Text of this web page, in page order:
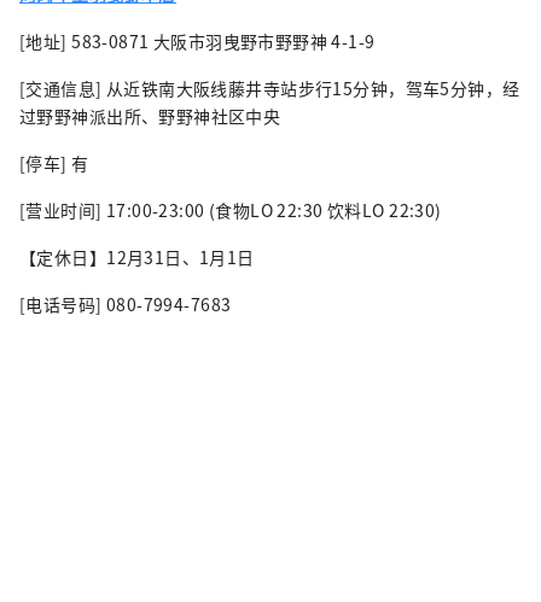
[地址] 583-0871 大阪市羽曳野市野野神 4-1-9
[交通信息] 从近铁南大阪线藤井寺站步行15分钟，驾车5分钟，经
过野野神派出所、野野神社区中央
[停车] 有
[营业时间] 17:00-23:00 (食物LO 22:30 饮料LO 22:30)
【定休日】12月31日、1月1日
[电话号码] 080-7994-7683